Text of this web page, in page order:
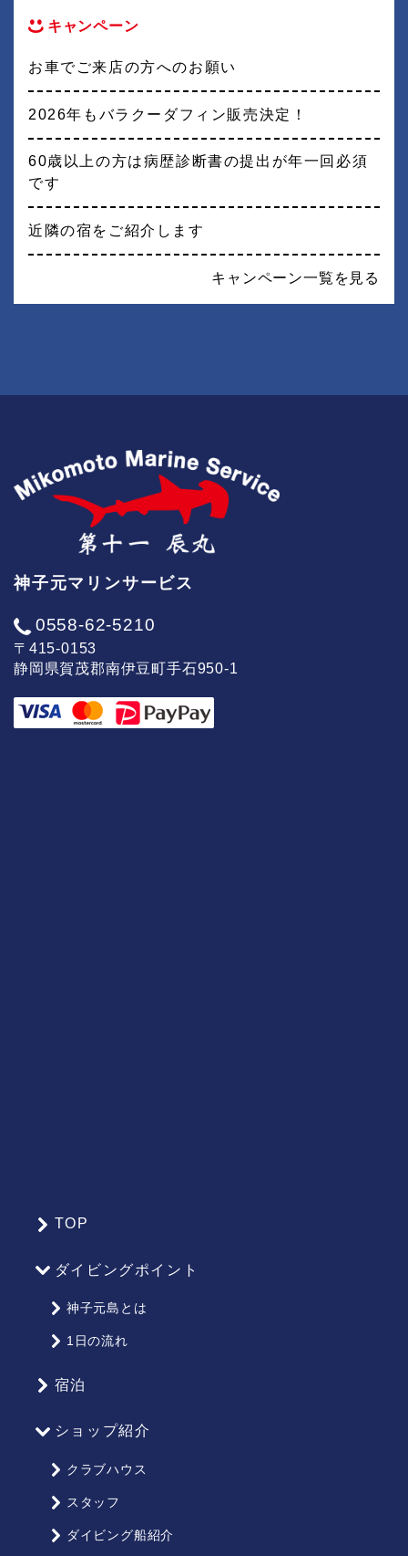
キャンペーン
お車でご来店の方へのお願い
2026年もバラクーダフィン販売決定！
60歳以上の方は病歴診断書の提出が年一回必須
です
近隣の宿をご紹介します
キャンペーン一覧を見る
神子元マリンサービス
0558-62-5210
〒415-0153
静岡県賀茂郡南伊豆町手石950-1
TOP
ダイビングポイント
神子元島とは
1日の流れ
宿泊
ショップ紹介
クラブハウス
スタッフ
ダイビング船紹介